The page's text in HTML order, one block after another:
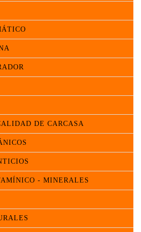
DE CARCASA
- MINERALES